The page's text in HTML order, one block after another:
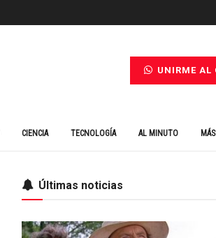
UNIRME AL
CIENCIA TECNOLOGÍA AL MINUTO MÁS
Últimas noticias